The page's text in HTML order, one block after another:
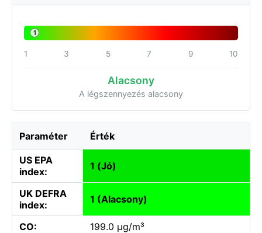
1
1 3 5 7 9 10
Alacsony
A légszennyezés alacsony
Paraméter Érték
US EPA
index:
1 (Jó)
UK DEFRA
index:
1 (Alacsony)
CO:
199.0 µg/m³